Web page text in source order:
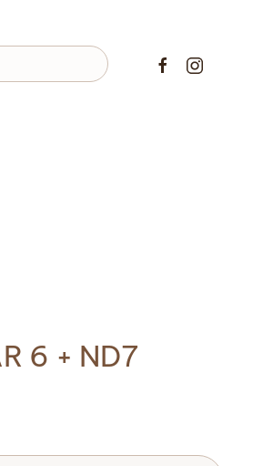
6 + ND7